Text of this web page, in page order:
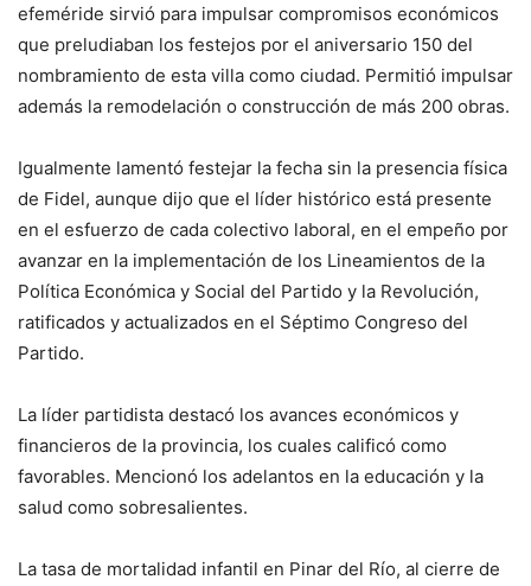
efeméride sirvió para impulsar compromisos económicos
que preludiaban los festejos por el aniversario 150 del
nombramiento de esta villa como ciudad. Permitió impulsar
además la remodelación o construcción de más 200 obras.
Igualmente lamentó festejar la fecha sin la presencia física
de Fidel, aunque dijo que el líder histórico está presente
en el esfuerzo de cada colectivo laboral, en el empeño por
avanzar en la implementación de los Lineamientos de la
Política Económica y Social del Partido y la Revolución,
ratificados y actualizados en el Séptimo Congreso del
Partido.
La líder partidista destacó los avances económicos y
financieros de la provincia, los cuales calificó como
favorables. Mencionó los adelantos en la educación y la
salud como sobresalientes.
La tasa de mortalidad infantil en Pinar del Río, al cierre de